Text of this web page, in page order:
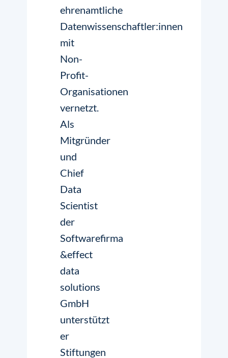
ehrenamtliche
Datenwissenschaftler:innen
mit
Non-
Profit-
Organisationen
vernetzt.
Als
Mitgründer
und
Chief
Data
Scientist
der
Softwarefirma
&effect
data
solutions
GmbH
unterstützt
er
Stiftungen